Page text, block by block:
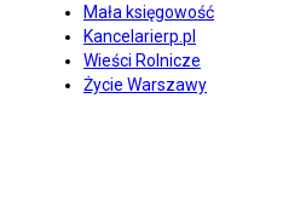
Mała księgowość
Kancelarierp.pl
Wieści Rolnicze
Życie Warszawy